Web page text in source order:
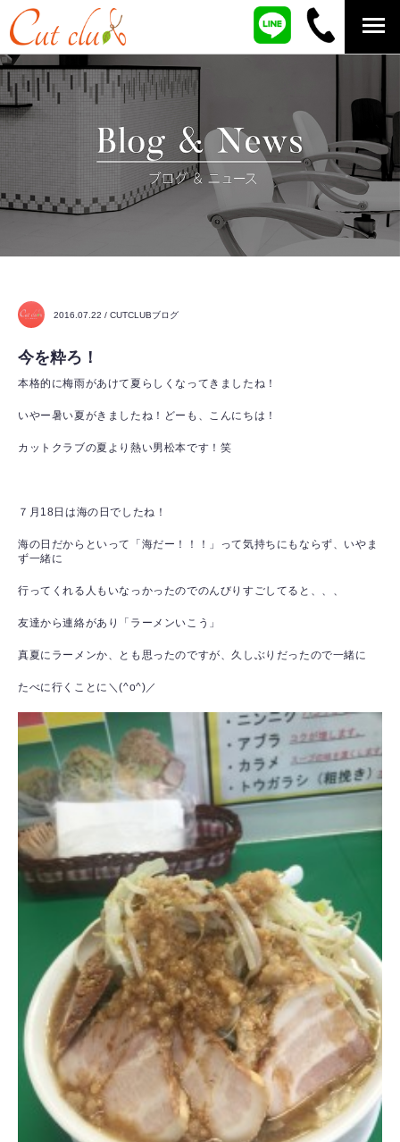
2016.07.22 / CUTCLUBブログ
今を粋ろ！
本格的に梅雨があけて夏らしくなってきましたね！
いやー暑い夏がきましたね！どーも、こんにちは！
カットクラブの夏より熱い男松本です！笑
７月18日は海の日でしたね！
海の日だからといって「海だー！！！」って気持ちにもならず、いやま
ず一緒に
行ってくれる人もいなっかったのでのんびりすごしてると、、、
友達から連絡があり「ラーメンいこう」
真夏にラーメンか、とも思ったのですが、久しぶりだったので一緒に
たべに行くことに＼(^o^)／